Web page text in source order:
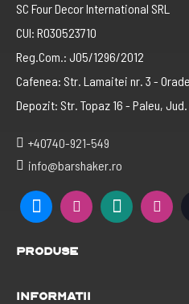
SC Four Decor International SRL
CUI: RO30523710
Reg.Com.: J05/1296/2012
Cafenea: Str. Lamaitei nr. 3 -
Depozit: Str. Topaz 16 - Paleu,
+40740-921-549
info@barshaker.ro
Produse
Informatii